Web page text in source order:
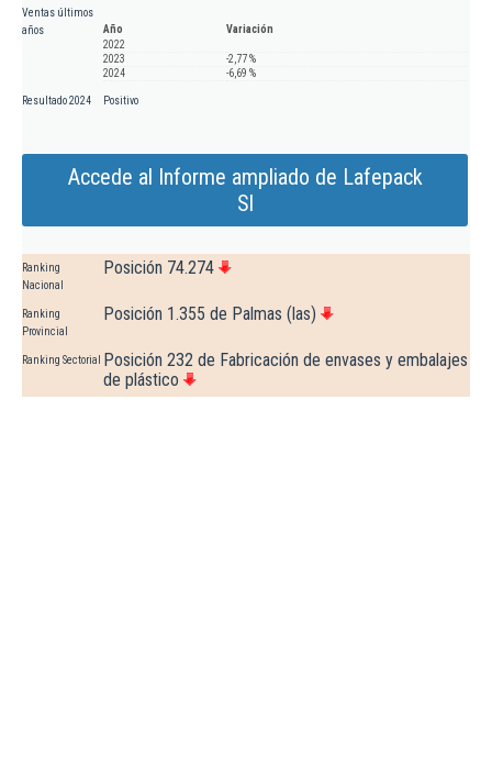
Ventas últimos
años
Año
Variación
2022
2023
-2,77 %
2024
-6,69 %
Resultado 2024 Positivo
Accede al Informe ampliado de Lafepack
Sl
Ranking
Nacional
Posición 74.274
Ranking
Provincial
Posición 1.355 de Palmas (las)
Ranking Sectorial
Posición 232 de Fabricación de envases y embalajes
de plástico